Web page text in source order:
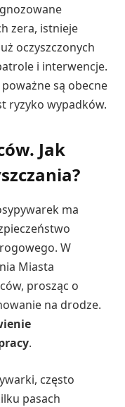
zera, istnieje
oczyszczonych
i interwencje.
są obecne
ryzyko wypadków.
Jak
ma
W
Miasta
prosząc o
na drodze.
.
często
pasach